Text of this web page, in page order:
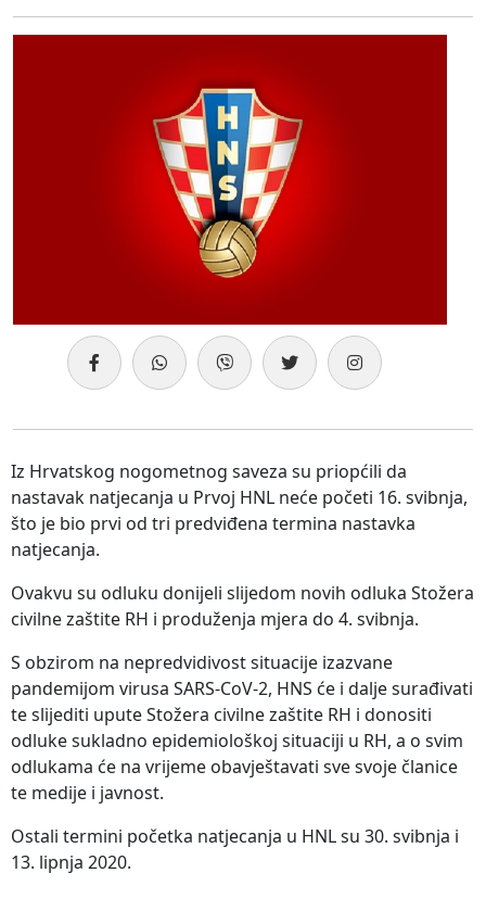
Iz Hrvatskog nogometnog saveza su priopćili da
nastavak natjecanja u Prvoj HNL neće početi 16. svibnja,
što je bio prvi od tri predviđena termina nastavka
natjecanja.
Ovakvu su odluku donijeli slijedom novih odluka Stožera
civilne zaštite RH i produženja mjera do 4. svibnja.
S obzirom na nepredvidivost situacije izazvane
pandemijom virusa SARS-CoV-2, HNS će i dalje surađivati
te slijediti upute Stožera civilne zaštite RH i donositi
odluke sukladno epidemiološkoj situaciji u RH, a o svim
odlukama će na vrijeme obavještavati sve svoje članice
te medije i javnost.
Ostali termini početka natjecanja u HNL su 30. svibnja i
13. lipnja 2020.